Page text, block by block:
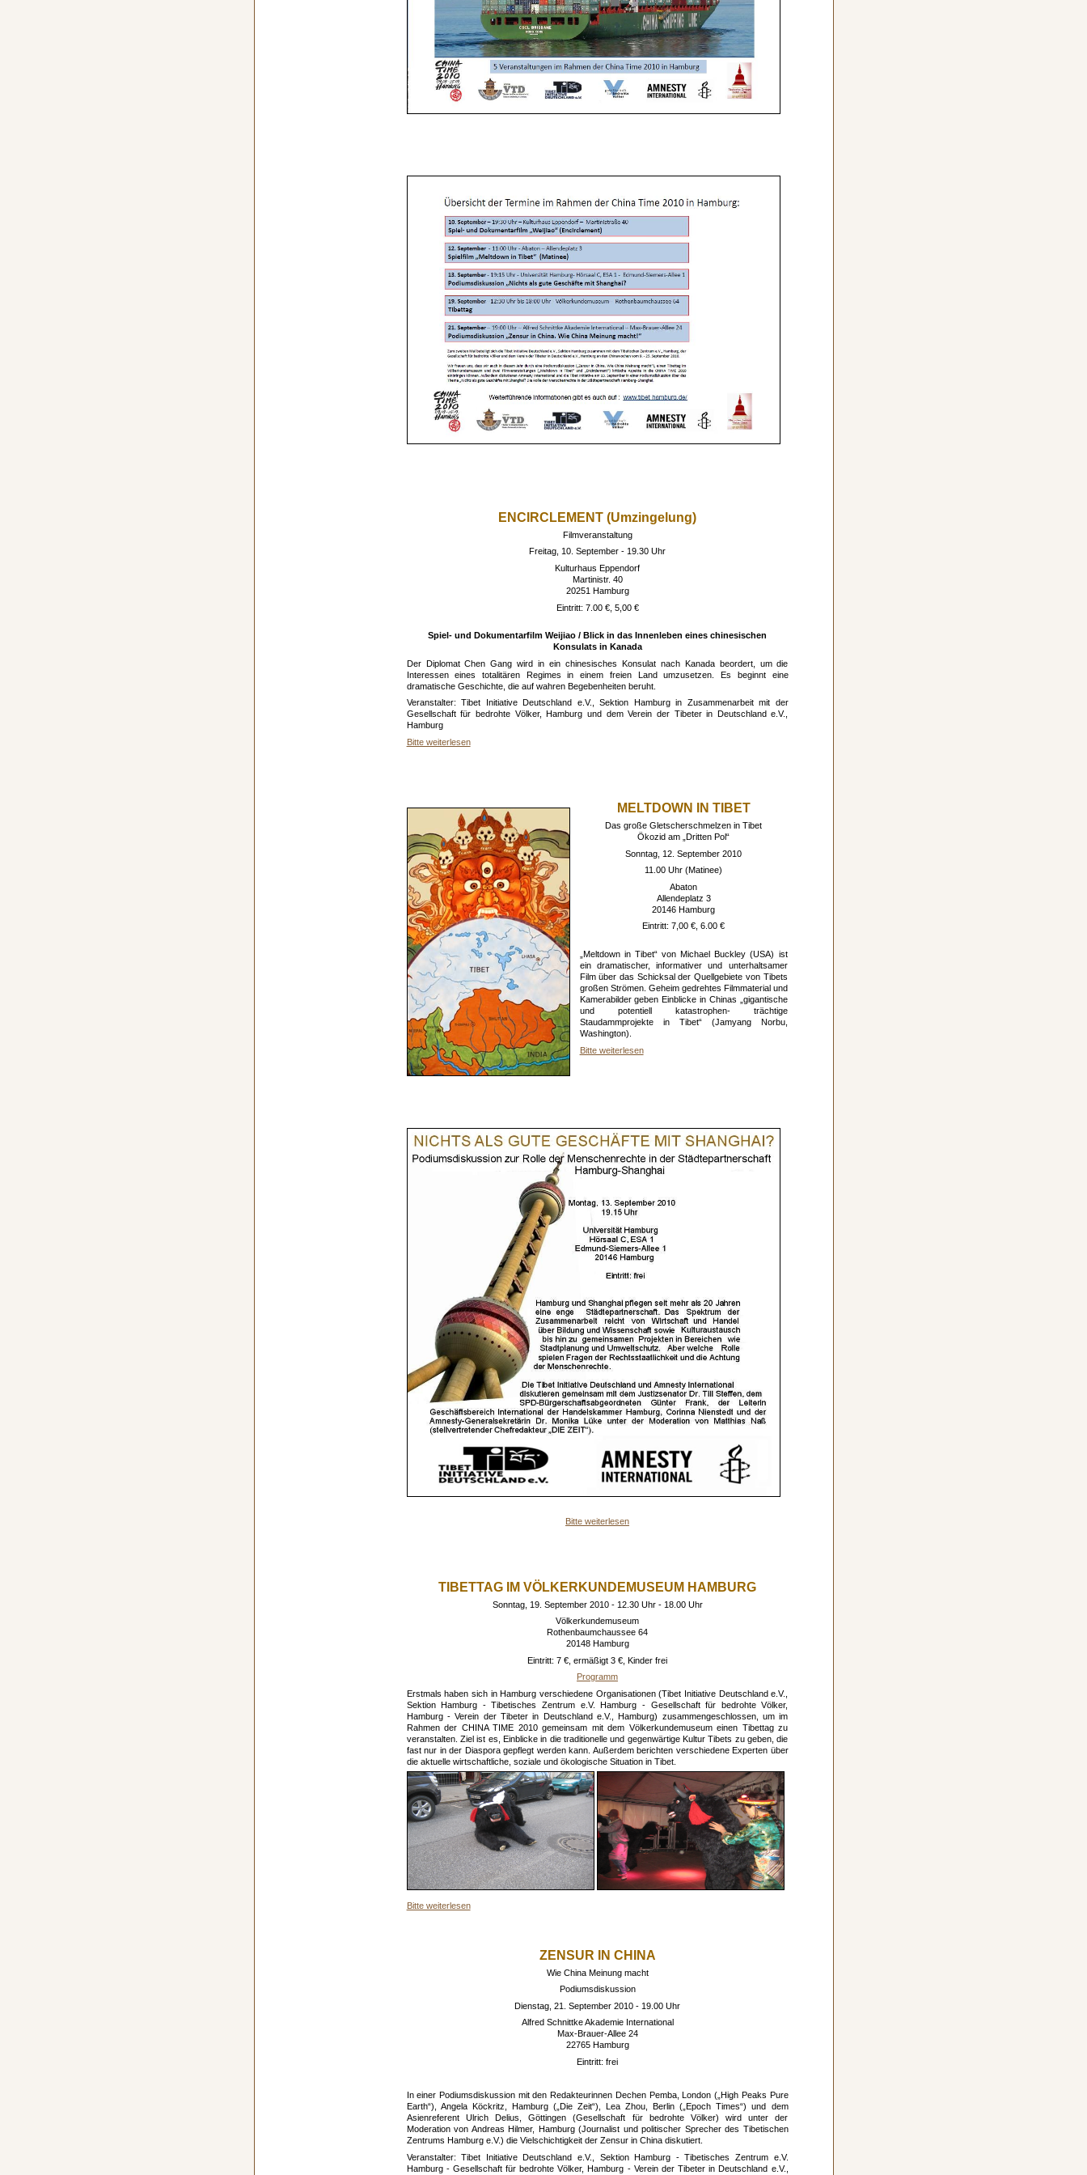
ENCIRCLEMENT (Umzingelung)
Filmveranstaltung
Freitag, 10. September - 19.30 Uhr
Kulturhaus Eppendorf
Martinistr. 40
20251 Hamburg
Eintritt: 7.00 €, 5,00 €
Spiel- und Dokumentarfilm Weijiao / Blick in das Innenleben eines chinesischen
Konsulats in Kanada
Der Diplomat Chen Gang wird in ein chinesisches Konsulat nach Kanada beordert, um die
Interessen eines totalitären Regimes in einem freien Land umzusetzen. Es beginnt eine
dramatische Geschichte, die auf wahren Begebenheiten beruht.
Veranstalter: Tibet Initiative Deutschland e.V., Sektion Hamburg in Zusammenarbeit mit der
Gesellschaft für bedrohte Völker, Hamburg und dem Verein der Tibeter in Deutschland e.V.,
Hamburg
Bitte weiterlesen
MELTDOWN IN TIBET
Das große Gletscherschmelzen in Tibet
Ökozid am „Dritten Pol“
Sonntag, 12. September 2010
11.00 Uhr (Matinee)
Abaton
Allendeplatz 3
20146 Hamburg
Eintritt: 7,00 €, 6.00 €
„Meltdown in Tibet“ von Michael Buckley (USA) ist
ein dramatischer, informativer und unterhaltsamer
Film über das Schicksal der Quellgebiete von Tibets
großen Strömen. Geheim gedrehtes Filmmaterial und
Kamerabilder geben Einblicke in Chinas „gigantische
und potentiell katastrophen- trächtige
Staudammprojekte in Tibet“ (Jamyang Norbu,
Washington).
Bitte weiterlesen
Bitte weiterlesen
TIBETTAG IM VÖLKERKUNDEMUSEUM HAMBURG
Sonntag, 19. September 2010 - 12.30 Uhr - 18.00 Uhr
Völkerkundemuseum
Rothenbaumchaussee 64
20148 Hamburg
Eintritt: 7 €, ermäßigt 3 €, Kinder frei
Programm
Erstmals haben sich in Hamburg verschiedene Organisationen (Tibet Initiative Deutschland e.V.,
Sektion Hamburg - Tibetisches Zentrum e.V. Hamburg - Gesellschaft für bedrohte Völker,
Hamburg - Verein der Tibeter in Deutschland e.V., Hamburg) zusammengeschlossen, um im
Rahmen der CHINA TIME 2010 gemeinsam mit dem Völkerkundemuseum einen Tibettag zu
veranstalten. Ziel ist es, Einblicke in die traditionelle und gegenwärtige Kultur Tibets zu geben, die
fast nur in der Diaspora gepflegt werden kann. Außerdem berichten verschiedene Experten über
die aktuelle wirtschaftliche, soziale und ökologische Situation in Tibet.
Bitte weiterlesen
ZENSUR IN CHINA
Wie China Meinung macht
Podiumsdiskussion
Dienstag, 21. September 2010 - 19.00 Uhr
Alfred Schnittke Akademie International
Max-Brauer-Allee 24
22765 Hamburg
Eintritt: frei
In einer Podiumsdiskussion mit den Redakteurinnen Dechen Pemba, London („High Peaks Pure
Earth“), Angela Köckritz, Hamburg („Die Zeit“), Lea Zhou, Berlin („Epoch Times“) und dem
Asienreferent Ulrich Delius, Göttingen (Gesellschaft für bedrohte Völker) wird unter der
Moderation von Andreas Hilmer, Hamburg (Journalist und politischer Sprecher des Tibetischen
Zentrums Hamburg e.V.) die Vielschichtigkeit der Zensur in China diskutiert.
Veranstalter: Tibet Initiative Deutschland e.V., Sektion Hamburg - Tibetisches Zentrum e.V.
Hamburg - Gesellschaft für bedrohte Völker, Hamburg - Verein der Tibeter in Deutschland e.V.,